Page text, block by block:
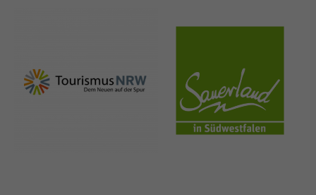
nrw-
tourismus.de
sauerland.co
m